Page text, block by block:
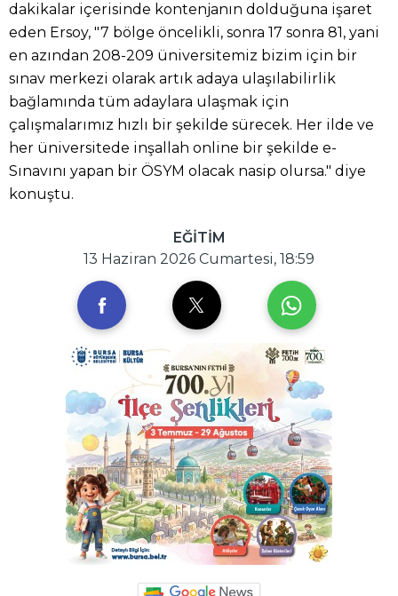
dakikalar içerisinde kontenjanın dolduğuna işaret
eden Ersoy, "7 bölge öncelikli, sonra 17 sonra 81, yani
en azından 208-209 üniversitemiz bizim için bir
sınav merkezi olarak artık adaya ulaşılabilirlik
bağlamında tüm adaylara ulaşmak için
çalışmalarımız hızlı bir şekilde sürecek. Her ilde ve
her üniversitede inşallah online bir şekilde e-
Sınavını yapan bir ÖSYM olacak nasip olursa." diye
konuştu.
EĞİTİM
13 Haziran 2026 Cumartesi, 18:59